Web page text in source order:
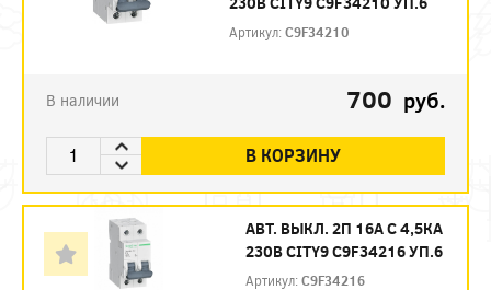
Артикул:C9F34210
В наличии 700 руб.
В КОРЗИНУ
АВТ. ВЫКЛ. 2П 16А С 4,5КА
230В CITY9 C9F34216 УП.6
Артикул:C9F34216